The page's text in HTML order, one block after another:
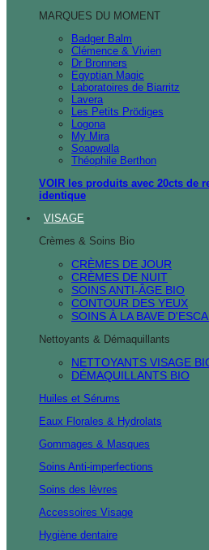
MARQUES DU MOMENT
Badger Balm
Clémence & Vivien
Dr Bronners
Egyptian Magic
Laboratoires de Biarritz
Lavera
Les Petits Prödiges
Logona
My Mira
Soapwalla
Théophile Berthon
VOIR les produits avec 20cts de
identique
VISAGE
Crèmes & Soins Bio
CRÈMES DE JOUR
CRÈMES DE NUIT
SOINS ANTI-ÂGE BIO
CONTOUR DES YEUX
SOINS À LA BAVE
Nettoyants & Démaquillants
NETTOYANTS VISAGE
DÉMAQUILLANTS BIO
Huiles et Sérums
Eaux Florales & Hydrolats
Gommages & Masques
Soins Anti-imperfections
Soins des lèvres
Accessoires Visage
Hygiène dentaire